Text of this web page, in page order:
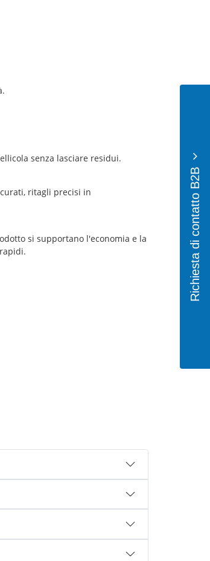
senza lasciare residui.
ritagli precisi in
si supportano l'economia e la
Richiesta di contatto B2B